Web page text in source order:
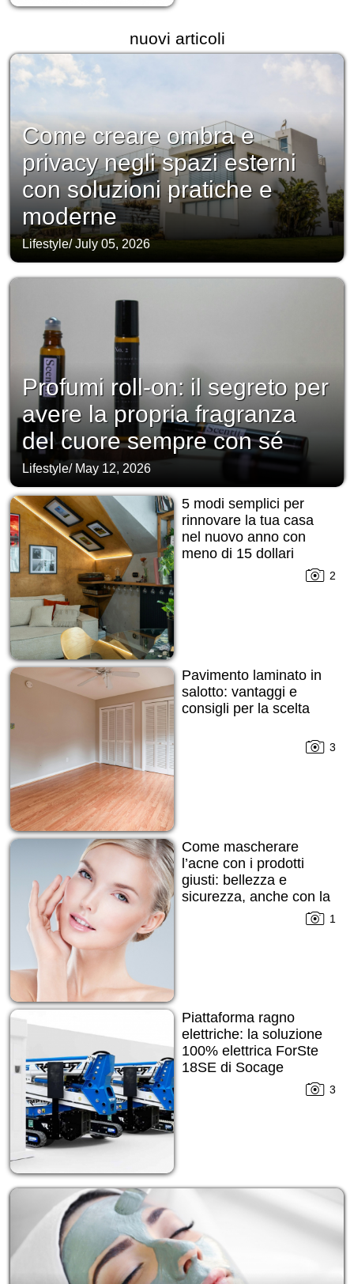
nuovi articoli
Come creare ombra e
privacy negli spazi esterni
con soluzioni pratiche e
moderne
Lifestyle/July 05, 2026
Profumi roll-on: il segreto per
avere la propria fragranza
del cuore sempre con sé
Lifestyle/ May 12, 2026
5 modi semplici per
rinnovare la tua casa
nel nuovo anno con
meno di 15 dollari
2
Pavimento laminato in
salotto: vantaggi e
consigli per la scelta
3
Come mascherare
l’acne con i prodotti
giusti: bellezza e
sicurezza, anche con la
1
Piattaforma ragno
elettriche: la soluzione
100% elettrica ForSte
18SE di Socage
3